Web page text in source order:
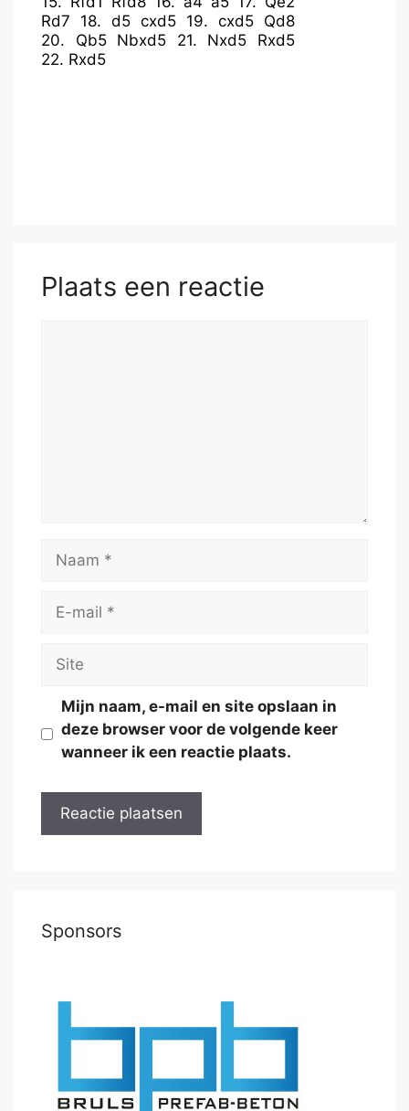
Rd7
18. d5 cxd5 19. cxd5 Qd8
20. Qb5 Nbxd5 21. Nxd5
Rxd5
22. Rxd5
Plaats een reactie
Naam
Site
Mijn naam, e-mail en site opslaan in
deze browser voor de volgende keer
wanneer ik een reactie plaats.
Sponsors